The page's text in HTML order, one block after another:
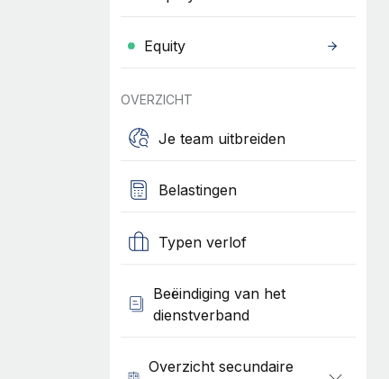
Equity
OVERZICHT
Je team uitbreiden
Belastingen
Typen verlof
Beëindiging van het
dienstverband
Overzicht secundaire